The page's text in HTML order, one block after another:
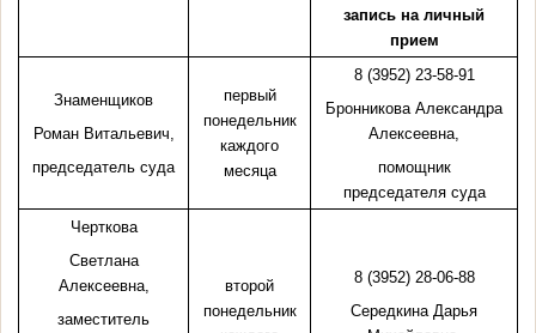
запись на личный
прием
Знаменщиков
Роман Витальевич,
председатель суда
первый
понедельник
каждого
месяца
8 (3952) 23-58-91
Бронникова Александра
Алексеевна,
помощник
председателя суда
Черткова
Светлана
Алексеевна,
заместитель
второй
понедельник
8 (3952) 28-06-88
Середкина Дарья